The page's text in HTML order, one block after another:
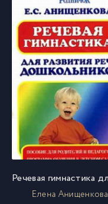
Елена Анищенкова